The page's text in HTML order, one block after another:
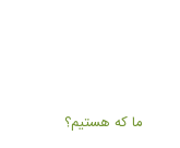
ما که هستیم؟